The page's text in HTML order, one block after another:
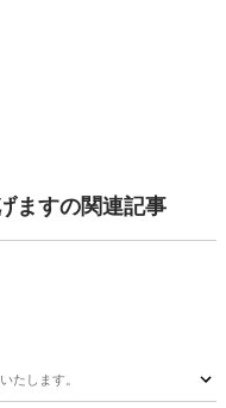
ますの関連記事
たします。